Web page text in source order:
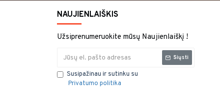
NAUJIENLAIŠKIS
Užsiprenumeruokite mūsų Naujienlaiškį !
Siųsti
Susipažinau ir sutinku su
Privatumo politika